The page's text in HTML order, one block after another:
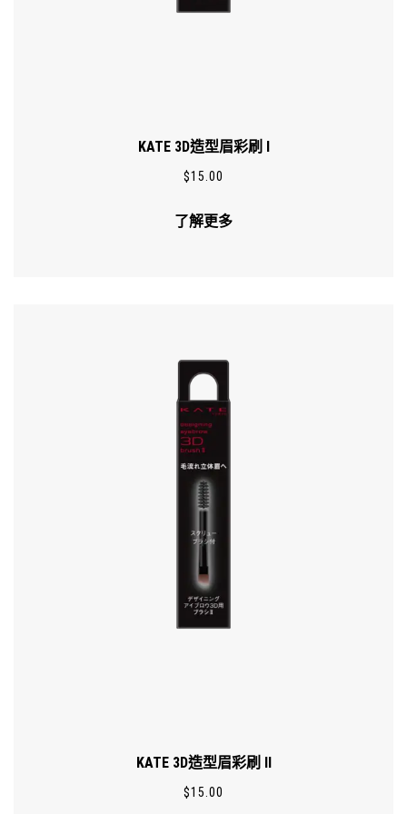
KATE 3D造型眉彩刷 I
$15.00
了解更多
KATE 3D造型眉彩刷 II
$15.00